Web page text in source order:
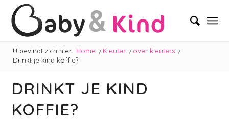
U bevindt zich hier: Home / Kleuter / over kleuters /
Drinkt je kind koffie?
DRINKT JE KIND
KOFFIE?